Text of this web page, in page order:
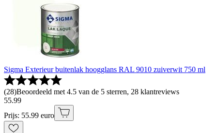
Sigma Exterieur buitenlak hoogglans RAL 9010 zuiverwit 750 ml
(28)Beoordeeld met 4.5 van de 5 sterren, 28 klantreviews
55.99
Prijs: 55.99 euro